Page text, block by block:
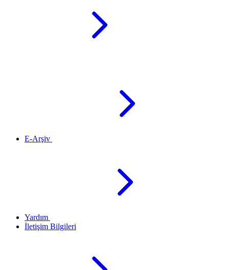
E-Arşiv
Yardım
İletişim Bilgileri